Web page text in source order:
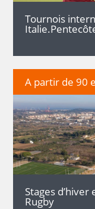
Tournois
A partir de 90
Stages d’hiver
Rugby